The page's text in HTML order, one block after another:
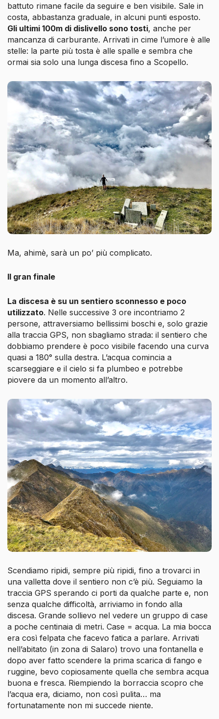
battuto rimane facile da seguire e ben visibile. Sale in
costa, abbastanza graduale, in alcuni punti esposto.
Gli ultimi 100m di dislivello sono tosti, anche per
mancanza di carburante. Arrivati in cime l’umore è alle
stelle: la parte più tosta è alle spalle e sembra che
ormai sia solo una lunga discesa fino a Scopello.
Ma, ahimè, sarà un po’ più complicato.
Il gran finale
La discesa è su un sentiero sconnesso e poco
utilizzato. Nelle successive 3 ore incontriamo 2
persone, attraversiamo bellissimi boschi e, solo grazie
alla traccia GPS, non sbagliamo strada: il sentiero che
dobbiamo prendere è poco visibile facendo una curva
quasi a 180° sulla destra. L’acqua comincia a
scarseggiare e il cielo si fa plumbeo e potrebbe
piovere da un momento all’altro.
Scendiamo ripidi, sempre più ripidi, fino a trovarci in
una valletta dove il sentiero non c’è più. Seguiamo la
traccia GPS sperando ci porti da qualche parte e, non
senza qualche difficoltà, arriviamo in fondo alla
discesa. Grande sollievo nel vedere un gruppo di case
a poche centinaia di metri. Case = acqua. La mia bocca
era così felpata che facevo fatica a parlare. Arrivati
nell’abitato (in zona di Salaro) trovo una fontanella e
dopo aver fatto scendere la prima scarica di fango e
ruggine, bevo copiosamente quella che sembra acqua
buona e fresca. Riempiendo la borraccia scopro che
l’acqua era, diciamo, non così pulita… ma
fortunatamente non mi succede niente.